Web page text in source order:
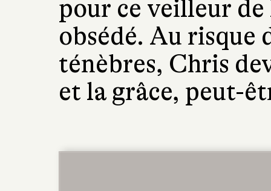
pour ce veilleur de
obsédé. Au risque
ténèbres, Chris
et la grâce, peut-